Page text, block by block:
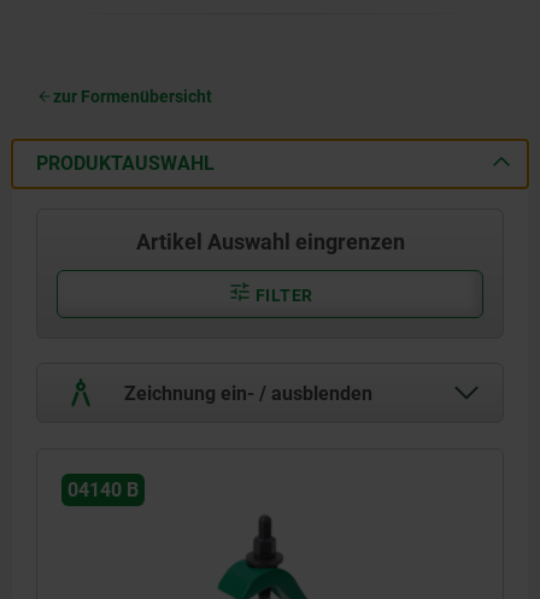
zur Formenübersicht
PRODUKTAUSWAHL
Artikel Auswahl eingrenzen
FILTER
Zeichnung ein- / ausblenden
04140 B